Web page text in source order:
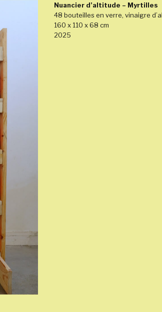
Nuancier d’altitude – Myrtilles
48 bouteilles en verre, vinaigre
160 x 110 x 68 cm
2025